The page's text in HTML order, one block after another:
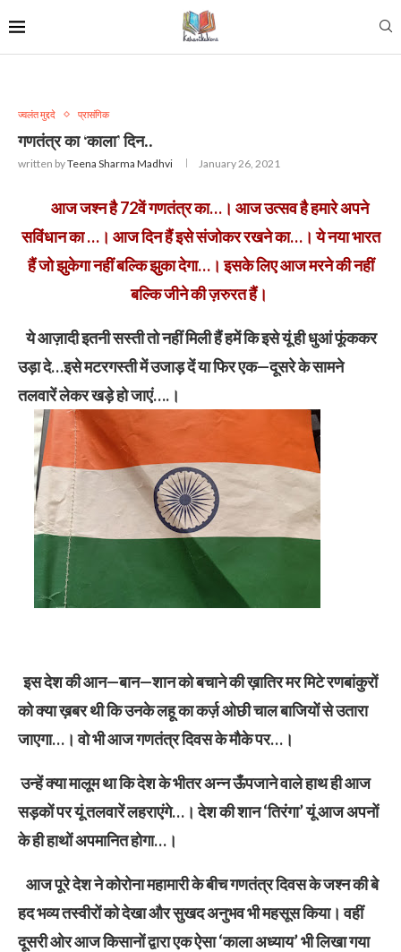
ज्वलंत मुद्ददे प्रासंगिक
गणतंत्र का ‘काला’ दिन..
written byTeena Sharma Madhvi January 26, 2021
आज जश्न है 72वें गणतंत्र का…। आज उत्सव है हमारे अपने
सविंधान का …। आज दिन हैं इसे संजोकर रखने का…। ये नया भारत
हैं जो झुकेगा नहीं बल्कि झुका देगा…। इसके लिए आज मरने की नहीं
बल्कि जीने की ज़रुरत हैं।
ये आज़ादी इतनी सस्ती तो नहीं मिली हैं हमें कि इसे यूं ही धुआं फूंककर
उड़ा दे…इसे मटरगस्ती में उजाड़ दें या फिर एक—दूसरे के सामने
तलवारें लेकर खड़े हो जाएं….।
इस देश की आन—बान—शान को बचाने की ख़ातिर मर मिटे रणबांकुरों
को क्या ख़बर थी कि उनके लहू का कर्ज़ ओछी चाल बाजियों से उतारा
जाएगा…। वो भी आज गणतंत्र दिवस के मौके पर…।
उन्हें क्या मालूम था कि देश के भीतर अन्न ऊँपजाने वाले हाथ ही आज
सड़कों पर यूं तलवारें लहराएंगे…। देश की शान ‘तिरंगा’ यूं आज अपनों
के ही हाथों अपमानित होगा…।
आज पूरे देश ने कोरोना महामारी के बीच गणतंत्र दिवस के जश्न की बे​
हद भव्य तस्वीरों को देखा और सुखद अनुभव भी महसूस किया। वहीं
दूसरी ओर आज किसानों द्वारा एक ऐसा ‘काला अध्याय’ भी लिखा गया